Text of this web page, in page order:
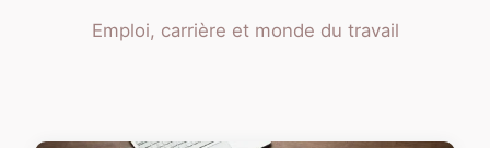
Emploi, carrière et monde du travail